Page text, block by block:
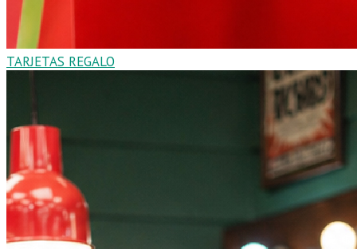
TARJETAS REGALO